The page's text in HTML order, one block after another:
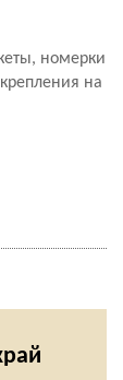
номерки
на